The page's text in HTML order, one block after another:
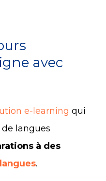
avec
e-learning qui
langues
à des
.